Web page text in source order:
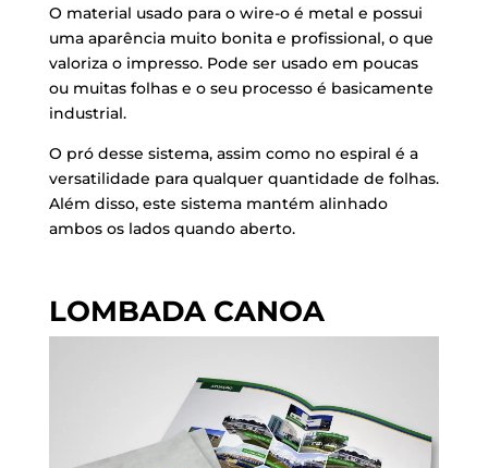
O material usado para o wire-o é metal e possui
uma aparência muito bonita e profissional, o que
valoriza o impresso. Pode ser usado em poucas
ou muitas folhas e o seu processo é basicamente
industrial.
O pró desse sistema, assim como no espiral é a
versatilidade para qualquer quantidade de folhas.
Além disso, este sistema mantém alinhado
ambos os lados quando aberto.
LOMBADA CANOA